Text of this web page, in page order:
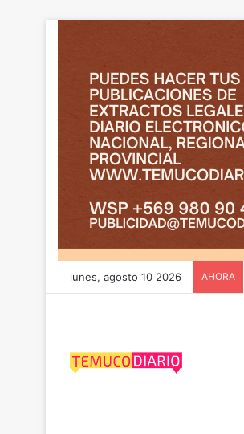
lunes, agosto 10 2026 AHORA